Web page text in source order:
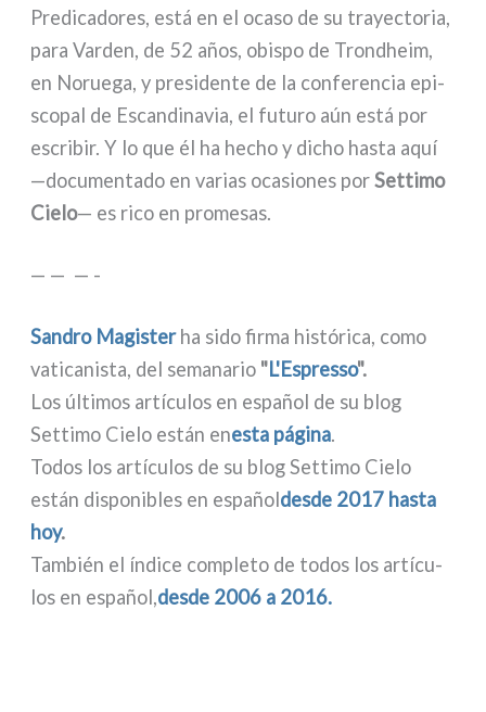
Predicadores, está en el oca­so de su trayec­to­ria,
para Varden, de 52 años, obi­spo de Trondheim,
en Noruega, y pre­si­den­te de la con­fe­ren­cia epi­
sco­pal de Escandinavia, el futu­ro aún está por
escri­bir. Y lo que él ha hecho y dicho hasta aquí
—docu­men­ta­do en varias oca­sio­nes porSettimo
Cielo— es rico en pro­me­sas.
— — — -
Sandro Magisterha sido fir­ma histó­ri­ca, como
vati­ca­ni­sta, del sema­na­rio "L'Espresso".
Los últi­mos artí­cu­los en español de su blog
Settimo Cielo están enesta pági­na.
Todos los artí­cu­los de su blog Settimo Cielo
están dispo­ni­bles en españoldesde 2017 hasta
hoy.
También el índi­ce com­ple­to de todos los artí­cu­
los en español,desde 2006 a 2016.